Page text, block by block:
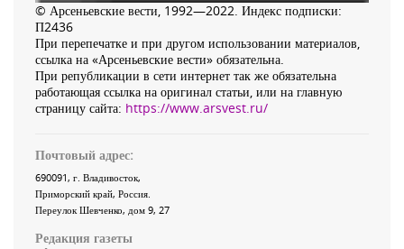
© Арсеньевские вести, 1992—2022. Индекс подписки:
П2436
При перепечатке и при другом использовании материалов,
ссылка на «Арсеньевские вести» обязательна.
При републикации в сети интернет так же обязательна
работающая ссылка на оригинал статьи, или на главную
страницу сайта: https://www.arsvest.ru/
Почтовый адрес:
690091, г. Владивосток,
Приморский край, Россия
Переулок Шевченко, дом 9, 27
Редакция газеты